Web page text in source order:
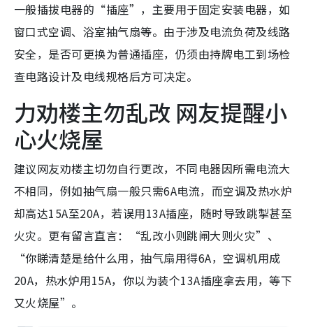
一般插拔电器的“插座”，主要用于固定安装电器，如
窗口式空调、浴室抽气扇等。由于涉及电流负荷及线路
安全，是否可更换为普通插座，仍须由持牌电工到场检
查电路设计及电线规格后方可决定。
力劝楼主勿乱改 网友提醒小
心火烧屋
建议网友劝楼主切勿自行更改，不同电器因所需电流大
不相同，例如抽气扇一般只需6A电流，而空调及热水炉
却高达15A至20A，若误用13A插座，随时导致跳掣甚至
火灾。更有留言直言：“乱改小则跳闸大则火灾”、
“你睇清楚是给什么用，抽气扇用得6A，空调机用成
20A，热水炉用15A，你以为装个13A插座拿去用，等下
又火烧屋”。